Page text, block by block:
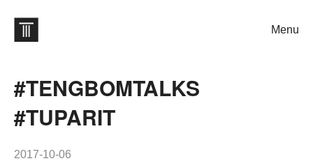
Menu
#TENGBOMTALKS
#TUPARIT
2017-10-06